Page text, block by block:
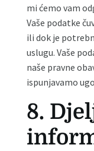
mi ćemo vam
Vaše podatke
ili dok je
uslugu. Vaše
naše pravne
ispunjavamo
8.